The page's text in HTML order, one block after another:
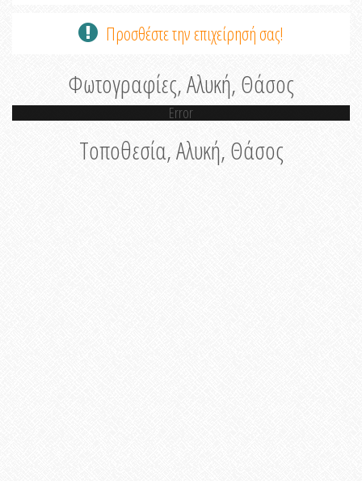
Προσθέστε την επιχείρησή σας!
Φωτογραφίες, Αλυκή, Θάσος
Error
Τοποθεσία, Αλυκή, Θάσος